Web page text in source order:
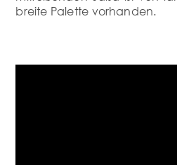
breite Palette vorhanden.